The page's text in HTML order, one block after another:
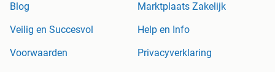
Blog
Marktplaats Zakelijk
Veilig en Succesvol
Help en Info
Voorwaarden
Privacyverklaring